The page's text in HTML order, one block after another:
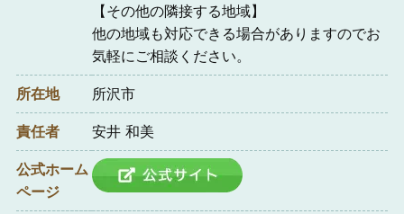
【その他の隣接する地域】
他の地域も対応できる場合がありますのでお
気軽にご相談ください。
所在地 所沢市
責任者 安井 和美
公式ホーム
ページ